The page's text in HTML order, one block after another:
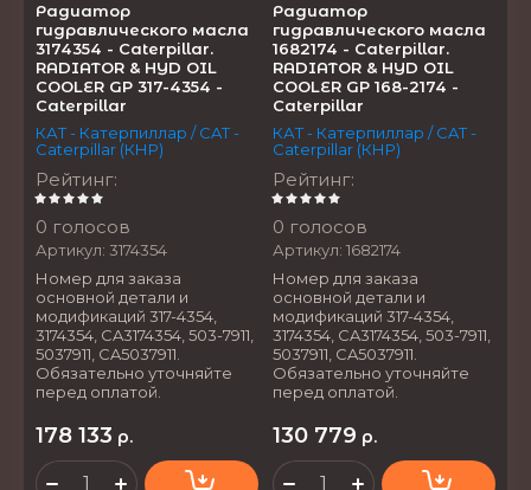
Радиатор
гидравлического масла
3174354 - Caterpillar.
RADIATOR & HYD OIL
COOLER GP 317-4354 -
Caterpillar
КАТ - Катерпиллар / CAT -
Caterpillar (КНР)
Рейтинг:
0 голосов
Артикул: 3174354
Номер для заказа
основной детали и
модификаций 317-4354,
3174354, CA3174354, 503-7911,
5037911, CA5037911.
Обязательно уточняйте
перед оплатой.
178 133 р.
Радиатор
гидравлического масла
1682174 - Caterpillar.
RADIATOR & HYD OIL
COOLER GP 168-2174 -
Caterpillar
КАТ - Катерпиллар / CAT -
Caterpillar (КНР)
Рейтинг:
0 голосов
Артикул: 1682174
Номер для заказа
основной детали и
модификаций 317-4354,
3174354, CA3174354, 503-7911,
5037911, CA5037911.
Обязательно уточняйте
перед оплатой.
130 779 р.